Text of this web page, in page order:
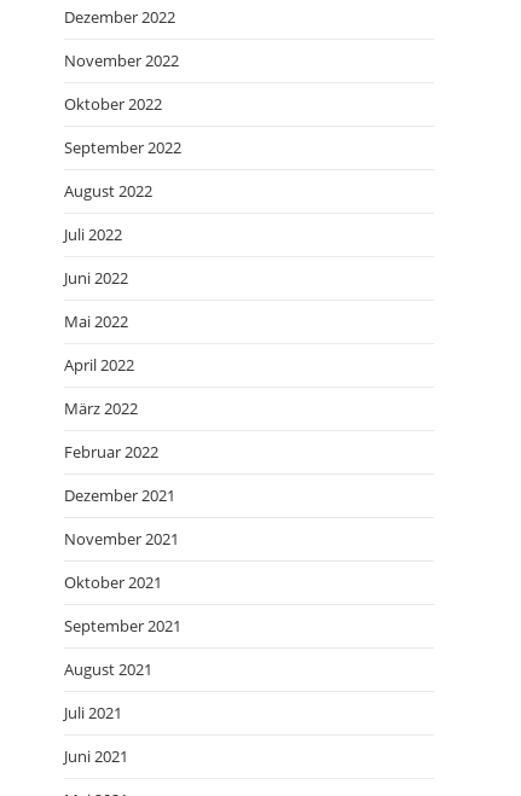
Dezember 2022
November 2022
Oktober 2022
September 2022
August 2022
Juli 2022
Juni 2022
Mai 2022
April 2022
März 2022
Februar 2022
Dezember 2021
November 2021
Oktober 2021
September 2021
August 2021
Juli 2021
Juni 2021